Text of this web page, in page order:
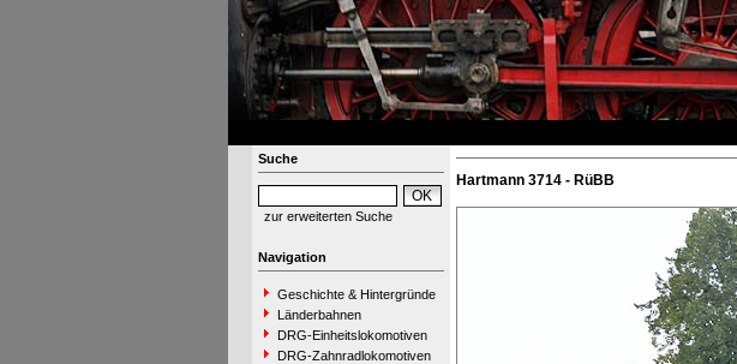
Suche
zur erweiterten Suche
Navigation
Geschichte & Hintergründe
Länderbahnen
DRG-Einheitslokomotiven
DRG-Zahnradlokomotiven
Hartmann 3714 - RüBB